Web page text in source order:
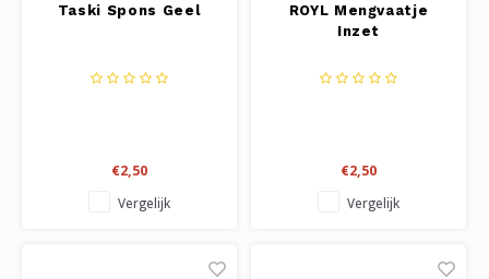
Taski Spons Geel
€2,50
Vergelijk
ROYL Mengvaatje
Inzet
€2,50
Vergelijk